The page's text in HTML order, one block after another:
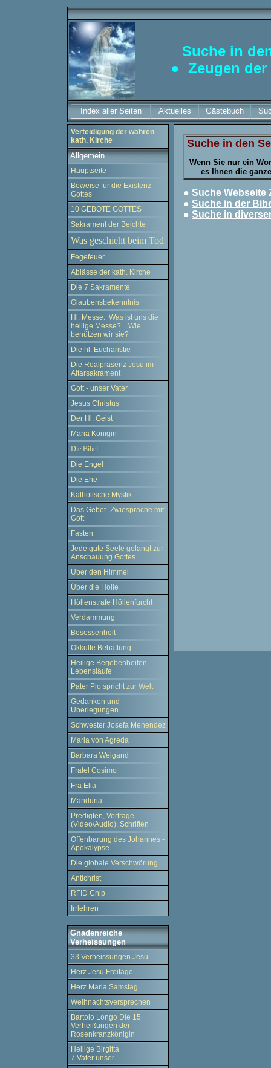
Suche in
● Zeugen der
Index aller Seiten Aktuelles Gästebuch
Verteidigung der wahren
kath. Kirche
Allgemein
Hauptseite
Beweise für die Existenz
Gottes
10 GEBOTE GOTTES
Sakrament der Beichte
Was geschieht beim Tod
Fegefeuer
Ablässe der kath. Kirche
Die 7 Sakramente
Glaubensbekenntnis
Hl. Messe. Was ist uns die
heilige Messe? Wie
benützen wir sie?
Die hl. Eucharistie
Die Realpräsenz Jesu im
Altarsakrament
Gott - unser Vater
Jesus Christus
Der Hl. Geist
Maria Königin
Die Bibel
Die Engel
Die Ehe
Katholische Mystik
Das Gebet -Zwiesprache mit
Gott
Fasten
Jede gute Seele gelangt zur
Anschauung Gottes
Über den Himmel
Über die Hölle
Höllenstrafe Höllenfurcht
Verdammung
Besessenheit
Okkulte Behaftung
Heilige Begebenheiten
Lebensläufe
Pater Pio spricht zur Welt
Gedanken und
Überlegungen
Schwester Josefa Menendez
Maria von Agreda
Barbara Weigand
Fratel Cosimo
Fra Elia
Manduria
Predigten, Vorträge
(Video/Audio), Schriften
Offenbarung des Johannes -
Apokalypse
Die globale Verschwörung
Antichrist
RFID Chip
Irrlehren
Gnadenreiche
Verheissungen
33 Verheissungen Jesu
Herz Jesu Freitage
Herz Maria Samstag
Weihnachtsversprechen
Bartolo Longo Die 15
Verheißungen der
Rosenkranzkönigin
Heilige Birgitta
7 Vater unser
Suche in den
Wenn Sie nur ein
es Ihnen die
● Suche Webseite
● Suche in der
● Suche in